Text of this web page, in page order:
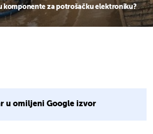
komponente za potrošačku elektroniku?
u omiljeni Google izvor